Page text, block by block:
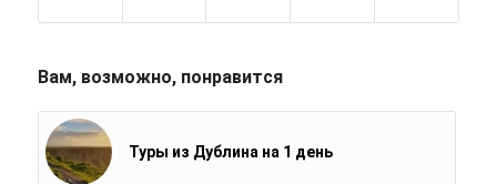
Вам, возможно, понравится
Туры из Дублина на 1 день